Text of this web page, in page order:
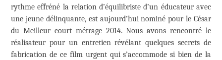
rythme effréné la relation d’équilibriste d’un éducateur avec
une jeune délinquante, est aujourd’hui nominé pour le César
du Meilleur court métrage 2014. Nous avons rencontré le
réalisateur pour un entretien révélant quelques secrets de
fabrication de ce film urgent qui s’accommode si bien de la